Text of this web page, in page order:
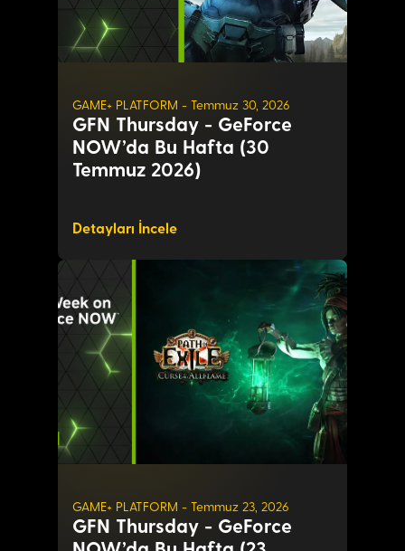
GAME+ PLATFORM - Temmuz 30, 2026
GFN Thursday - GeForce
NOW’da Bu Hafta (30
Temmuz 2026)
Detayları İncele
GAME+ PLATFORM - Temmuz 23, 2026
GFN Thursday - GeForce